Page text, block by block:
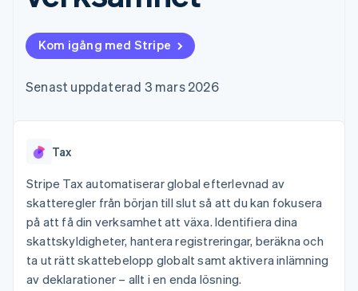
Accelererad kassaprocess
Financial Connections
Länkade finanskontodata
Data Pipeline
Product roadmap
Se vad som kommer härnäst
Radar
Bedrägeribekämpning
Atlas
Bolagsbildning för startups
Plattformar
Efter bransch
AI-företag
och fritid
Försäkringsbolag
Media och
underhållning
Ideella organisationer
Professionella tjänster
Offentlig sektor
Detaljhandel
Erbjud
fakturering
Utfärda stablecoin-
Tillhandahåll och
Resurser
Appintegrationer
Kodexempel
Utvecklarblogg
API-status
Företag
Produktplan
Sessions årliga
Karriärer
Nyhetsrum
Kontakta säljteamet
Bli partner
Kom igång med Stripe
Senast uppdaterad 3 mars 2026
Tax
Stripe Tax automatiserar global efterlevnad av
skatteregler från början till slut så att du kan fokusera
på att få din verksamhet att växa. Identifiera dina
skattskyldigheter, hantera registreringar, beräkna och
ta ut rätt skattebelopp globalt samt aktivera inlämning
av deklarationer – allt i en enda lösning.